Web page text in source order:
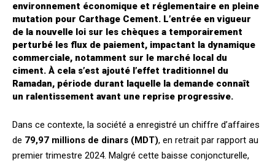
environnement économique et réglementaire en pleine
mutation pour Carthage Cement. L’entrée en vigueur
de la nouvelle loi sur les chèques a temporairement
perturbé les flux de paiement, impactant la dynamique
commerciale, notamment sur le marché local du
ciment. À cela s’est ajouté l’effet traditionnel du
Ramadan, période durant laquelle la demande connaît
un ralentissement avant une reprise progressive.
Dans ce contexte, la société a enregistré un chiffre d’affaires
de 79,97 millions de dinars (MDT), en retrait par rapport au
premier trimestre 2024. Malgré cette baisse conjoncturelle,